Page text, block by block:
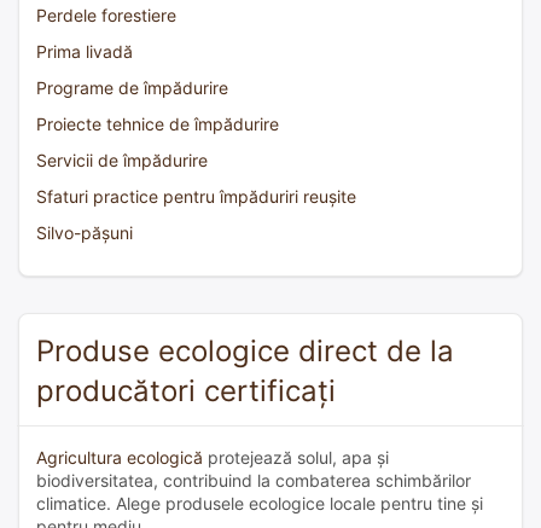
Perdele forestiere
Prima livadă
Programe de împădurire
Proiecte tehnice de împădurire
Servicii de împădurire
Sfaturi practice pentru împăduriri reușite
Silvo-pășuni
Produse ecologice direct de la
producători certificați
Agricultura ecologică protejează solul, apa și
biodiversitatea, contribuind la combaterea schimbărilor
climatice. Alege produsele ecologice locale pentru tine și